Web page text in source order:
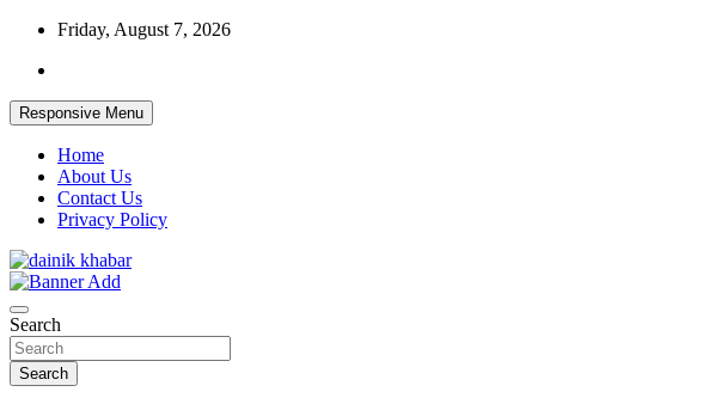
Skip
content
Friday, August 7, 2026
Responsive Menu
Home
About Us
Contact Us
Privacy Policy
Dainikkhabar.in – Uttarakhand Daily Hindi News Website
Search
Search